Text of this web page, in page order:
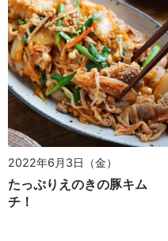
2022年6月3日（金）
たっぷりえのきの豚キム
チ！